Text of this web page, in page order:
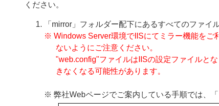
ください。
「mirror」フォルダー配下にあるすべてのファイ
※ Windows Server環境でIISにてミラー機能をご
ないようにご注意ください。
"web.config"ファイルはIISの設定ファイルと
きなくなる可能性があります。
※ 弊社Webページでご案内している手順では、